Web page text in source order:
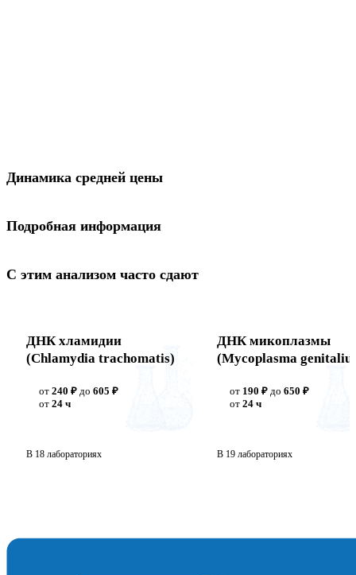
Динамика средней цены
Подробная информация
С этим анализом часто сдают
ДНК хламидии
(Chlamydia trachomatis)
от 240 ₽ до 605 ₽
от 24 ч
В 18 лабораториях
ДНК микоплазмы
(Mycoplasma
от 190 ₽ до 650 ₽
от 24 ч
В 19 лабораториях